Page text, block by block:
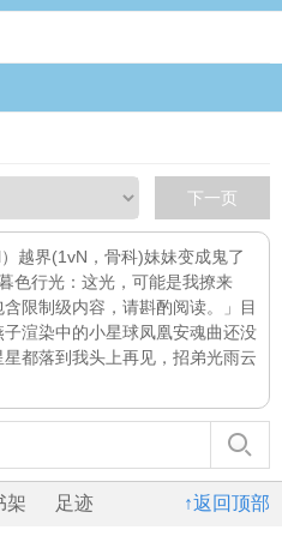
下一页
越界(1vN，骨科)妹妹变成鬼了
暮色行光：这光，可能是我撩来
限制级内容，请斟酌阅读。」目
子渲染中的小星球凤凰安魂曲还没
都落到我头上再见，招弟光雨云
↑返回顶部
架 足迹